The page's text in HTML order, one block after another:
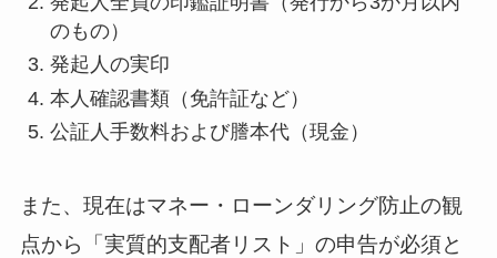
のもの）
発起人の実印
本人確認書類（免許証など）
公証人手数料および謄本代（現金）
また、現在はマネー・ローンダリング防止の観
点から「実質的支配者リスト」の申告が必須と